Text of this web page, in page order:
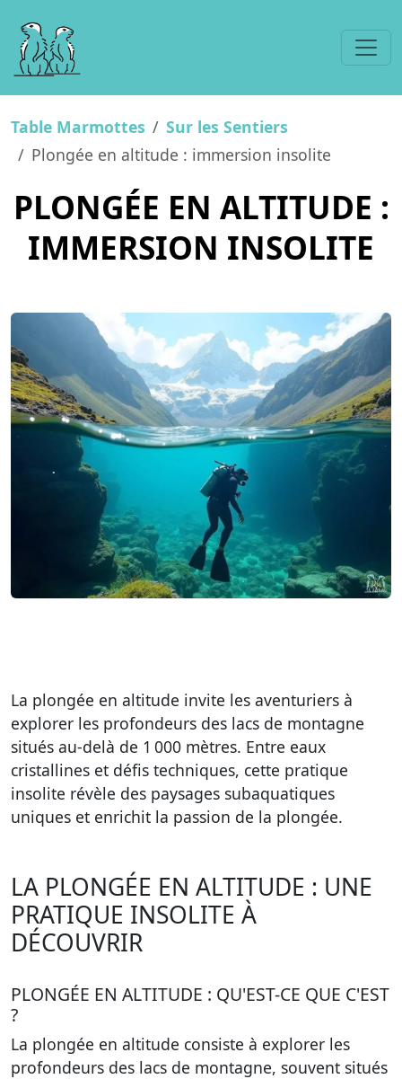
Table Marmottes
Sur les Sentiers
Plongée en altitude : immersion insolite
PLONGÉE EN ALTITUDE :
IMMERSION INSOLITE
La plongée en altitude invite les aventuriers à
explorer les profondeurs des lacs de montagne
situés au-delà de 1 000 mètres. Entre eaux
cristallines et défis techniques, cette pratique
insolite révèle des paysages subaquatiques
uniques et enrichit la passion de la plongée.
LA PLONGÉE EN ALTITUDE : UNE
PRATIQUE INSOLITE À
DÉCOUVRIR
PLONGÉE EN ALTITUDE : QU'EST-CE QUE C'EST
?
La plongée en altitude consiste à explorer les
profondeurs des lacs de montagne, souvent situés